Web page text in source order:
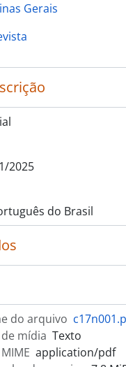
Gerais
2025
do Brasil
do arquivo
mídia Texto
application/pdf